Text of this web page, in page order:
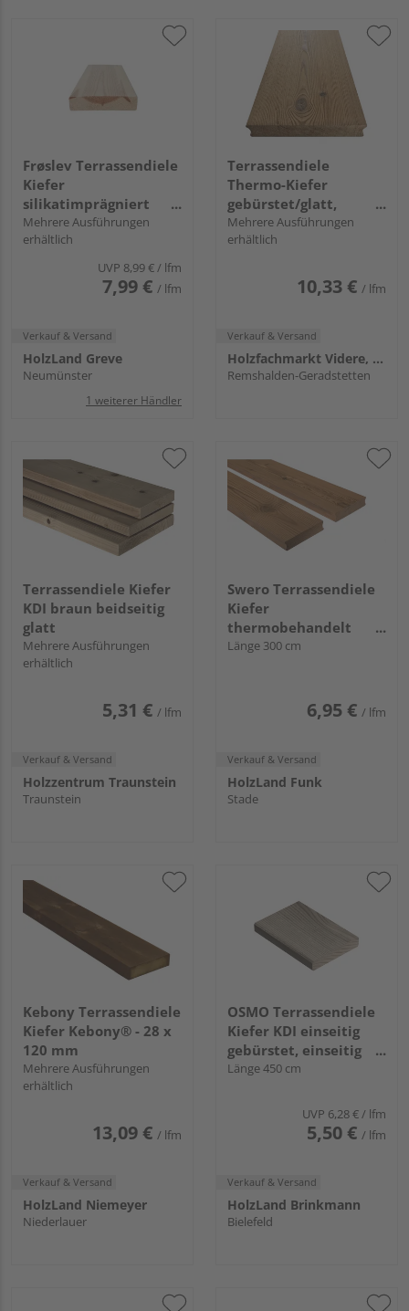
Frøslev Terrassendiele
Kiefer
silikatimprägniert
beidseitig glatt - 26 x
118 mm
Mehrere Ausführungen
erhältlich
UVP 8,99 €/ lfm
7,99 € / lfm
Verkauf & Versand
HolzLand Greve
Neumünster
1 weiterer Händler
Terrassendiele
Thermo-Kiefer
gebürstet/glatt,
längsseitige Hohlkehle
Mehrere Ausführungen
erhältlich
10,33 € / lfm
Verkauf & Versand
Holzfachmarkt Videre, Remshalden
Remshalden-Geradstetten
Terrassendiele Kiefer
KDI braun beidseitig
glatt
Mehrere Ausführungen
erhältlich
5,31 € / lfm
Verkauf & Versand
Holzzentrum Traunstein
Traunstein
Swero Terrassendiele
Kiefer
thermobehandelt
einseitig gebürstet,
Nut, Decking - 26 x 115
Länge 300 cm
6,95 € / lfm
Verkauf & Versand
HolzLand Funk
Stade
Kebony Terrassendiele
Kiefer Kebony® - 28 x
120 mm
Mehrere Ausführungen
erhältlich
13,09 € / lfm
Verkauf & Versand
HolzLand Niemeyer
Niederlauer
OSMO Terrassendiele
Kiefer KDI einseitig
gebürstet, einseitig
glatt, Kiefer - 27 x 140
Länge 450 cm
UVP 6,28 €/ lfm
5,50 € / lfm
Verkauf & Versand
HolzLand Brinkmann
Bielefeld